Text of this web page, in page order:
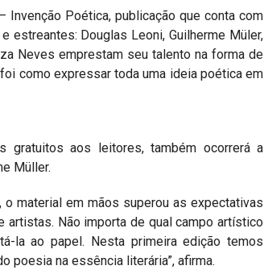
Invenção Poética, publicação que conta com
Douglas Leoni, Guilherme Müler,
Neves emprestam seu talento na forma de
como expressar toda uma ideia poética em
gratuitos aos leitores, também ocorrerá a
Müller.
o material em mãos superou as expectativas
artistas. Não importa de qual campo artístico
la ao papel. Nesta primeira edição temos
na essência literária”, afirma.